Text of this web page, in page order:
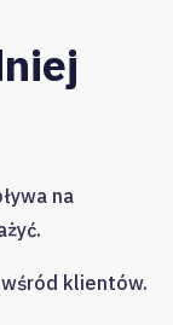
na
klientów.